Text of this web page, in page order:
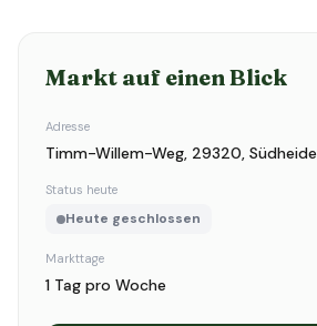
Markt auf einen Blick
Adresse
Timm-Willem-Weg, 29320, Südheide
Status heute
Heute geschlossen
Markttage
1 Tag pro Woche